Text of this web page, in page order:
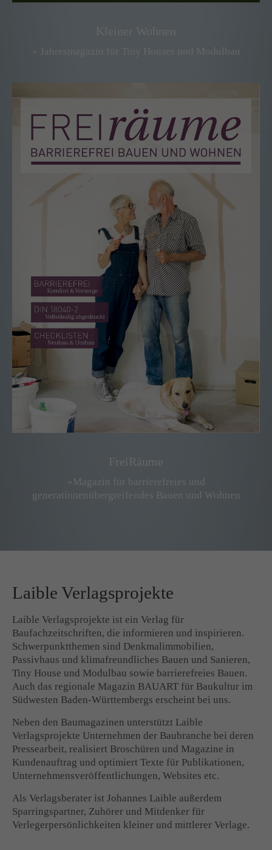
Kleiner Wohnen
» Jahresmagazin für Tiny Houses und Modulbau
FreiRäume
»Magazin für barrierefreies und
generationenübergreifendes Bauen und Wohnen
Laible Verlagsprojekte
Laible Verlagsprojekte ist ein Verlag für
Baufachzeitschriften, die informieren und inspirieren.
Schwerpunktthemen sind Denkmalimmobilien,
Passivhaus und klimafreundliches Bauen und Sanieren,
Tiny House und Modulbau sowie barrierefreies Bauen.
Auch das regionale Magazin BAUART für Baukultur im
Südwesten Baden-Württembergs erscheint bei uns.
Neben den Baumagazinen unterstützt Laible
Verlagsprojekte Unternehmen der Baubranche bei deren
Pressearbeit, realisiert Broschüren und Magazine in
Kundenauftrag und optimiert Texte für Publikationen,
Unternehmensveröffentlichungen, Websites etc.
Als Verlagsberater ist Johannes Laible außerdem
Sparringspartner, Zuhörer und Mitdenker für
Verlegerpersönlichkeiten kleiner und mittlerer Verlage.